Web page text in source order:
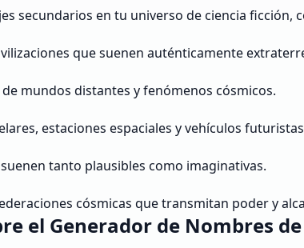
secundarios en tu universo de ciencia ficción,
que suenen auténticamente
mundos distantes y fenómenos cósmicos.
estaciones espaciales y vehículos
tanto plausibles como imaginativas.
cósmicas que transmitan poder y
el Generador de Nombres